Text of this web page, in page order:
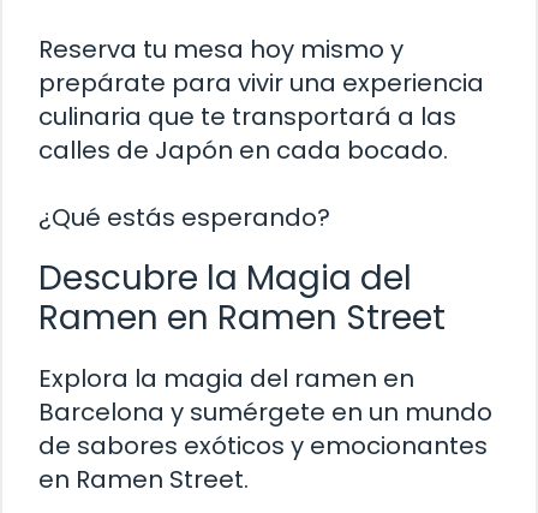
Reserva tu mesa hoy mismo y
prepárate para vivir una experiencia
culinaria que te transportará a las
calles de Japón en cada bocado.
¿Qué estás esperando?
Descubre la Magia del
Ramen en Ramen Street
Explora la magia del ramen en
Barcelona y sumérgete en un mundo
de sabores exóticos y emocionantes
en Ramen Street.